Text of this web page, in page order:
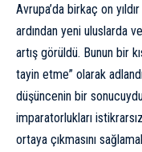
Avrupa’da birkaç on
ardından yeni uluslarda
artış görüldü. Bunun bir
tayin etme” olarak
düşüncenin bir
imparatorlukları
ortaya çıkmasını